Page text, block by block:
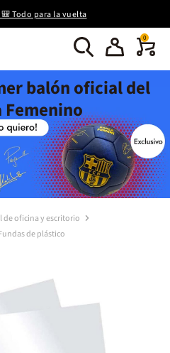
Todo para la vuelta
0
balón oficial del
Femenino
de oficina y escritorio
de plástico